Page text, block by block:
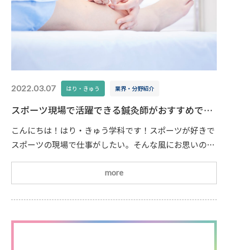
2022.03.07 はり・きゅう 業界・分野紹介
スポーツ現場で活躍できる鍼灸師がおすすめで
す！
こんにちは！はり・きゅう学科です！スポーツが好きで
スポーツの現場で仕事がしたい。そんな風にお思いの方
にぜひおすすめしたいのが鍼灸師の資格取得です
鍼
灸師とスポーツの関係鍼や灸を使った鍼灸施術を行う鍼
灸師は、一見スポーツとはあまり関係のない資格のよう
に思えます。しかし実はスポーツの現場では、多くの鍼
more